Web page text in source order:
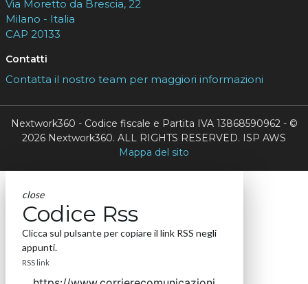
Via Moretto da Brescia, 22
Milano - Italia
CAP 20133
Contatti
Contatta il nostro team per maggiori informazioni
Nextwork360 - Codice fiscale e Partita IVA 13868590962 - ©
2026 Nextwork360. ALL RIGHTS RESERVED. ISP AWS
Mappa del sito
close
Codice Rss
Clicca sul pulsante per copiare il link RSS negli
appunti.
RSS link